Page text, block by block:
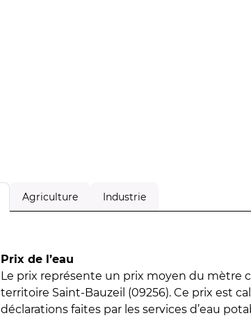
Agriculture Industrie
Prix de l’eau
Le prix représente un prix moyen du mètre
territoire Saint-Bauzeil (09256). Ce prix est
déclarations faites par les services d’eau